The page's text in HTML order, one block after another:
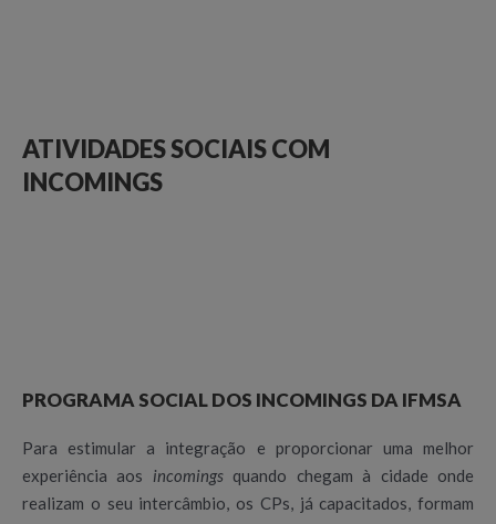
ATIVIDADES SOCIAIS COM
INCOMINGS
PROGRAMA SOCIAL DOS INCOMINGS DA IFMSA
Para estimular a integração e proporcionar uma melhor
experiência aos incomingsquando chegam à cidade onde
realizam o seu intercâmbio, os CPs, já capacitados, formam